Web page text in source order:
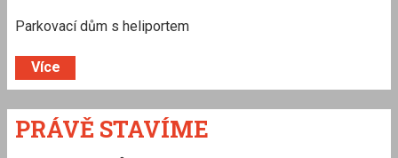
Parkovací dům s heliportem
Více
PRÁVĚ STAVÍME